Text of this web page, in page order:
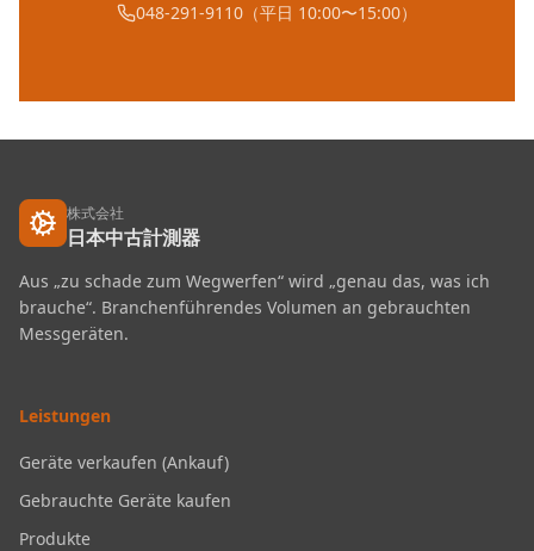
048-291-9110（平日 10:00〜15:00）
株式会社
日本中古計測器
Aus „zu schade zum Wegwerfen“ wird „genau das, was ich
brauche“. Branchenführendes Volumen an gebrauchten
Messgeräten.
Leistungen
Geräte verkaufen (Ankauf)
Gebrauchte Geräte kaufen
Produkte